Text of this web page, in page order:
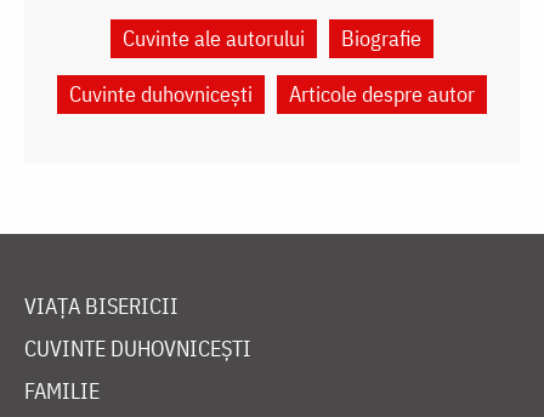
Cuvinte ale autorului
Biografie
Cuvinte duhovnicești
Articole despre autor
VIAȚA BISERICII
CUVINTE DUHOVNICEȘTI
FAMILIE